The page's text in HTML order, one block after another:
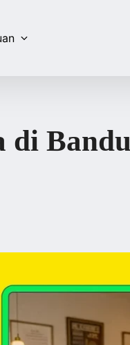
di